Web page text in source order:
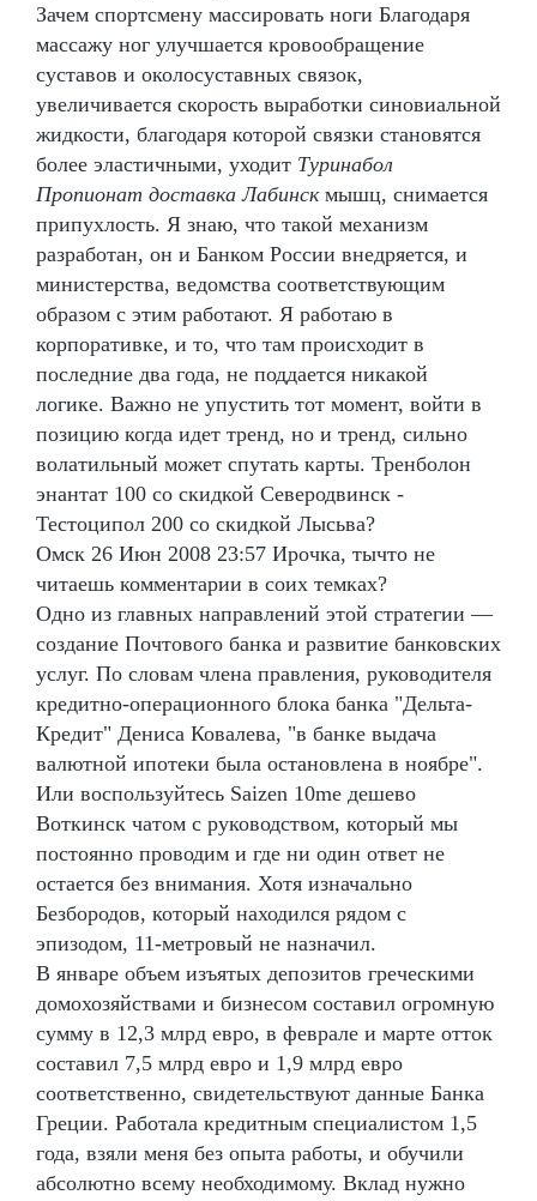
Зачем спортсмену массировать ноги Благодаря
массажу ног улучшается кровообращение
суставов и околосуставных связок,
увеличивается скорость выработки синовиальной
жидкости, благодаря которой связки становятся
более эластичными, уходит Туринабол
Пропионат доставка Лабинскмышц, снимается
припухлость. Я знаю, что такой механизм
разработан, он и Банком России внедряется, и
министерства, ведомства соответствующим
образом с этим работают. Я работаю в
корпоративке, и то, что там происходит в
последние два года, не поддается никакой
логике. Важно не упустить тот момент, войти в
позицию когда идет тренд, но и тренд, сильно
волатильный может спутать карты. Тренболон
энантат 100 со скидкой Северодвинск -
Тестоципол 200 со скидкой Лысьва?
Омск 26 Июн 2008 23:57 Ирочка, тычто не
читаешь комментарии в соих темках?
Одно из главных направлений этой стратегии —
создание Почтового банка и развитие банковских
услуг. По словам члена правления, руководителя
кредитно-операционного блока банка "Дельта-
Кредит" Дениса Ковалева, "в банке выдача
валютной ипотеки была остановлена в ноябре".
Или воспользуйтесь Saizen 10me дешево
Воткинск чатом с руководством, который мы
постоянно проводим и где ни один ответ не
остается без внимания. Хотя изначально
Безбородов, который находился рядом с
эпизодом, 11-метровый не назначил.
В январе объем изъятых депозитов греческими
домохозяйствами и бизнесом составил огромную
сумму в 12,3 млрд евро, в феврале и марте отток
составил 7,5 млрд евро и 1,9 млрд евро
соответственно, свидетельствуют данные Банка
Греции. Работала кредитным специалистом 1,5
года, взяли меня без опыта работы, и обучили
абсолютно всему необходимому. Вклад нужно